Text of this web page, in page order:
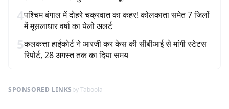
4पश्चिम बंगाल में दोहरे चक्रवात का कहर! कोलकाता समेत 7 जिलों
में मूसलाधार वर्षा का येलो अलर्ट
5कलकत्ता हाईकोर्ट ने आरजी कर केस की सीबीआई से मांगी स्टेटस
रिपोर्ट, 28 अगस्त तक का दिया समय
SPONSORED LINKSby Taboola